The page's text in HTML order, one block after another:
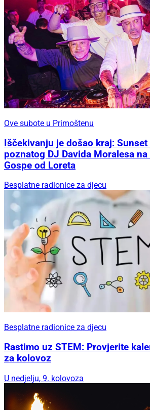
Ove subote u Primoštenu
Iščekivanju je došao kraj:
poznatog DJ Davida Moralesa
Gospe od Loreta
Besplatne radionice za djecu
Besplatne radionice za djecu
Rastimo uz STEM: Provjerite
za kolovoz
U nedjelju, 9. kolovoza